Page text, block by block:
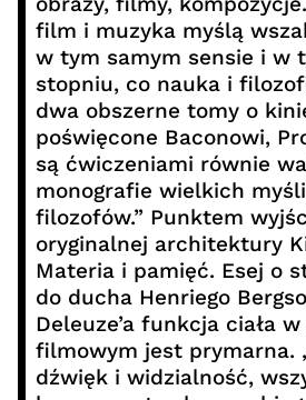
film i muzyka myślą
w tym samym sensie i w
stopniu, co nauka i
dwa obszerne tomy o
poświęcone Baconowi,
są ćwiczeniami równie
monografie wielkich
filozofów.” Punktem
oryginalnej architektury
Materia i pamięć. Esej o
do ducha Henriego
Deleuze’a funkcja ciała
filmowym jest prymarna.
dźwięk i widzialność,